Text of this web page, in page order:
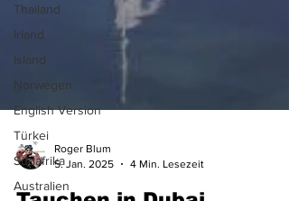
Thailand
Irland
Island
Norwegen
English Version
Türkei
Südafrika
Australien
5. Jan. 2025
4 Min. Lesezeit